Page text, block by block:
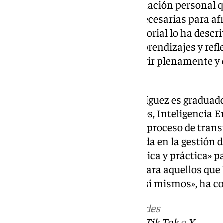
iniciar un proceso de transformación personal
un propósito y herramientas necesarias para
importantes de su vida». La editorial lo ha
que, a través de experiencias, aprendizajes y
ser humano para aprender a vivir plenamente
El escritor Juan Francisco Rodríguez es
Dirección de Recursos Humanos, Inteligencia
trayectoria está definida por su proceso de
experiencia profesional enfocada en la
desarrollar una perspectiva «única y práctica»
en «una fuente de inspiración para aquellos
potencial y la mejor versión de sí mismos», ha
en las redes